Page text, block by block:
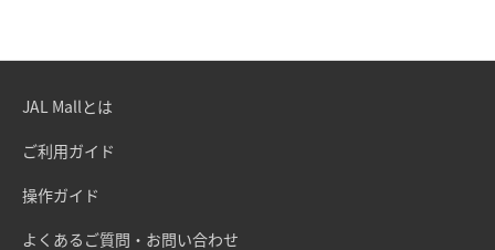
JAL Mallとは
ご利用ガイド
操作ガイド
よくあるご質問・お問い合わせ